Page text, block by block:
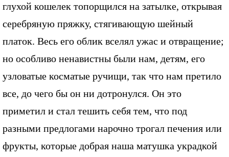
глухой кошелек топорщился на затылке, открывая
серебряную пряжку, стягивающую шейный
платок. Весь его облик вселял ужас и отвращение;
но особливо ненавистны были нам, детям, его
узловатые косматые ручищи, так что нам претило
все, до чего бы он ни дотронулся. Он это
приметил и стал тешить себя тем, что под
разными предлогами нарочно трогал печения или
фрукты, которые добрая наша матушка украдкой